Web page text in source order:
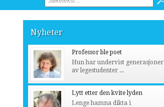
Nyheter
Professor ble poet
Hun har undervist generasjoner
av legestudenter ...
Lytt etter den kvite lyden
Lenge hamna dikta i